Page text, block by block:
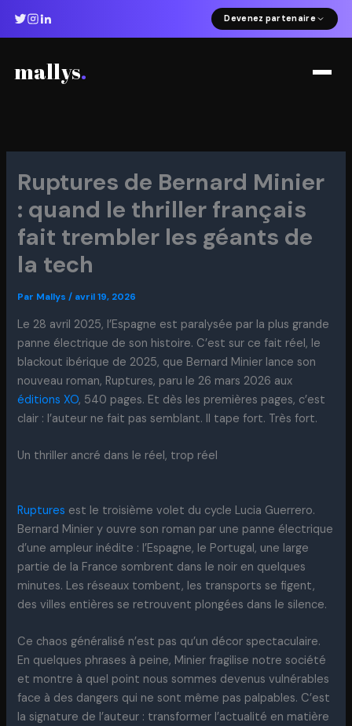
Devenez partenaire
mallys.
Ruptures de Bernard Minier
: quand le thriller français
fait trembler les géants de
la tech
Par Mallys/ avril 19, 2026
Le 28 avril 2025, l’Espagne est paralysée par la plus grande
panne électrique de son histoire. C’est sur ce fait réel, le
blackout ibérique de 2025, que Bernard Minier lance son
nouveau roman, Ruptures, paru le 26 mars 2026 aux
éditions XO, 540 pages. Et dès les premières pages, c’est
clair : l’auteur ne fait pas semblant. Il tape fort. Très fort.
Un thriller ancré dans le réel, trop réel
Ruptures est le troisième volet du cycle Lucia Guerrero.
Bernard Minier y ouvre son roman par une panne électrique
d’une ampleur inédite : l’Espagne, le Portugal, une large
partie de la France sombrent dans le noir en quelques
minutes. Les réseaux tombent, les transports se figent,
des villes entières se retrouvent plongées dans le silence.
Ce chaos généralisé n’est pas qu’un décor spectaculaire.
En quelques phrases à peine, Minier fragilise notre société
et montre à quel point nous sommes devenus vulnérables
face à des dangers qui ne sont même pas palpables. C’est
la signature de l’auteur : transformer l’actualité en matière